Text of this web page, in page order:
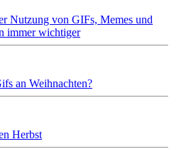
Nutzung von GIFs, Memes und
immer wichtiger
an Weihnachten?
Herbst